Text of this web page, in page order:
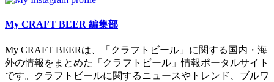
My CRAFT BEER 編集部
My CRAFT BEERは、「クラフトビール」に関する国内・海
外の情報をまとめた「クラフトビール」情報ポータルサイト
です。クラフトビールに関するニュースやトレンド、ブルワ